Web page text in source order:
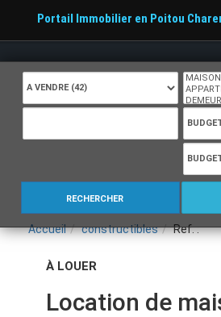
Portail Immobilier en Poitou
RECHERCHER
Accueil constructibles Ref. :
À LOUER
Location de